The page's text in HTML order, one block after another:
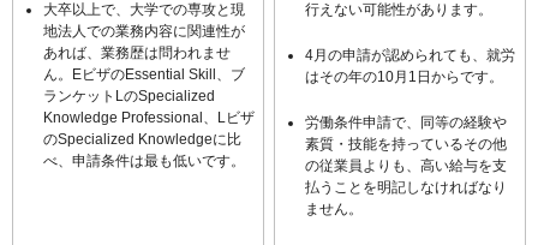
大卒以上で、大学での専攻と現
地法人での業務内容に関連性が
あれば、業務歴は問われませ
ん。EビザのEssential Skill、ブ
ランケットLのSpecialized
Knowledge Professional、Lビザ
のSpecialized Knowledgeに比
べ、申請条件は最も低いです。
行えない可能性があります。
4月の申請が認められても、就労
はその年の10月1日からです。
労働条件申請で、同等の経験や
素質・技能を持っているその他
の従業員よりも、高い給与を支
払うことを明記しなければなり
ません。